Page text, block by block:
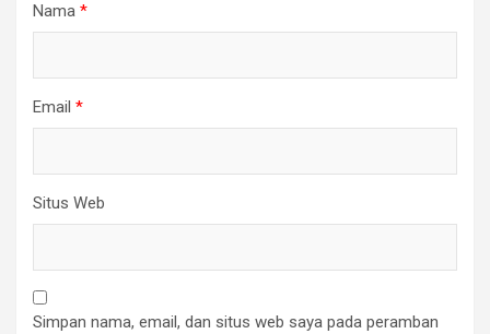
Nama *
Email *
Situs Web
Simpan nama, email, dan situs web saya pada peramban